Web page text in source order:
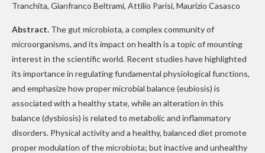
Tranchita, Gianfranco Beltrami, Attilio Parisi, Maurizio Casasco
Abstract. The gut microbiota, a complex community of
microorganisms, and its impact on health is a topic of mounting
interest in the scientific world. Recent studies have highlighted
its importance in regulating fundamental physiological functions,
and emphasize how proper microbial balance (eubiosis) is
associated with a healthy state, while an alteration in this
balance (dysbiosis) is related to metabolic and inflammatory
disorders. Physical activity and a healthy, balanced diet promote
proper modulation of the microbiota; but inactive and unhealthy